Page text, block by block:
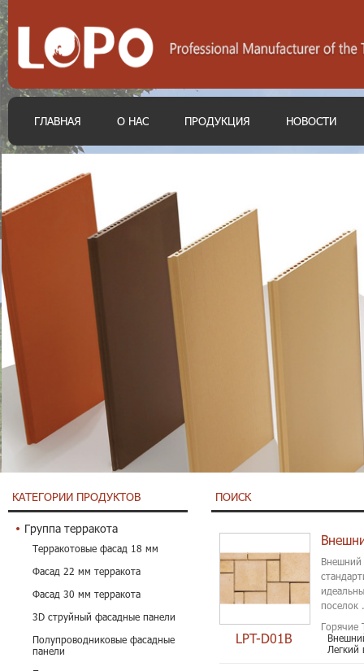
ГЛАВНАЯ О НАС ПРОДУКЦИЯ НОВОСТИ
КАТЕГОРИИ ПРОДУКТОВ
Группа терракота
Терракотовые фасад 18 мм
Фасад 22 мм терракота
Фасад 30 мм терракота
3D струйный фасадные панели
Полупроводниковые фасадные
панели
ПОИСК
LPT-D01B
Внешний
поселок
Горячие
Легкий